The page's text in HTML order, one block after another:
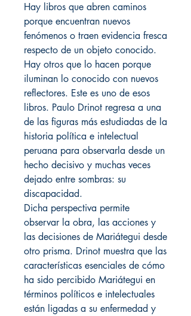
Hay libros que abren caminos
porque encuentran nuevos
fenómenos o traen evidencia fresca
respecto de un objeto conocido.
Hay otros que lo hacen porque
iluminan lo conocido con nuevos
reflectores. Este es uno de esos
libros. Paulo Drinot regresa a una
de las figuras más estudiadas de la
historia política e intelectual
peruana para observarla desde un
hecho decisivo y muchas veces
dejado entre sombras: su
discapacidad.
Dicha perspectiva permite
observar la obra, las acciones y
las decisiones de Mariátegui desde
otro prisma. Drinot muestra que las
características esenciales de cómo
ha sido percibido Mariátegui en
términos políticos e intelectuales
están ligadas a su enfermedad y